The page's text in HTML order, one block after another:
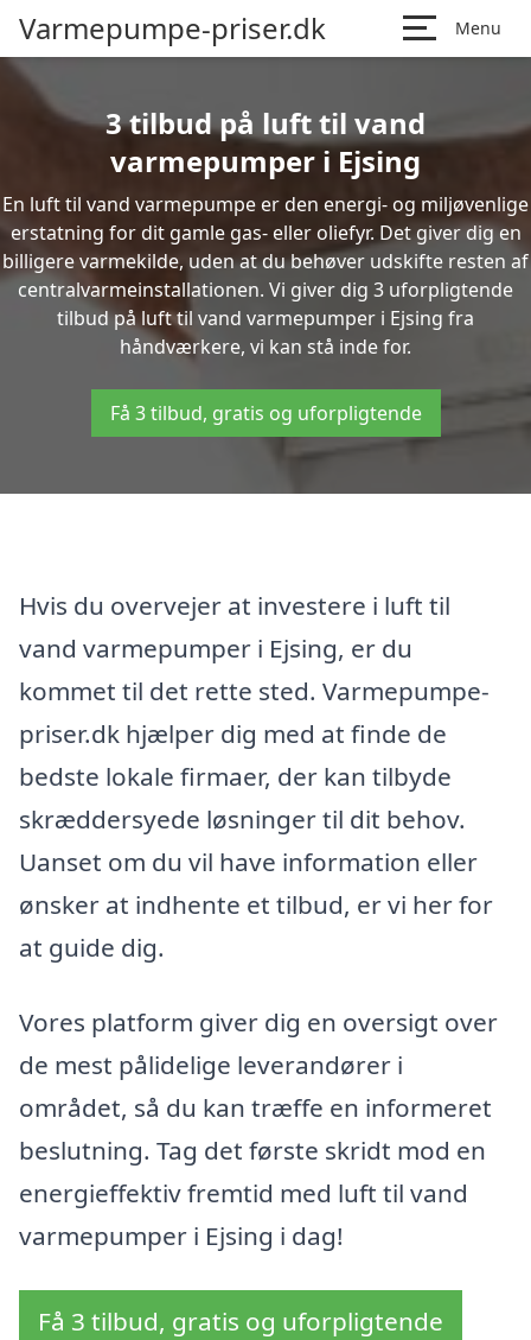
Varmepumpe-priser.dk Menu
3 tilbud på luft til vand
varmepumper i Ejsing
En luft til vand varmepumpe er den energi- og miljøvenlige
erstatning for dit gamle gas- eller oliefyr. Det giver dig en
billigere varmekilde, uden at du behøver udskifte resten af
centralvarmeinstallationen. Vi giver dig 3 uforpligtende
tilbud på luft til vand varmepumper i Ejsing fra
håndværkere, vi kan stå inde for.
Få 3 tilbud, gratis og uforpligtende
Hvis du overvejer at investere i luft til
vand varmepumper i Ejsing, er du
kommet til det rette sted. Varmepumpe-
priser.dk hjælper dig med at finde de
bedste lokale firmaer, der kan tilbyde
skræddersyede løsninger til dit behov.
Uanset om du vil have information eller
ønsker at indhente et tilbud, er vi her for
at guide dig.
Vores platform giver dig en oversigt over
de mest pålidelige leverandører i
området, så du kan træffe en informeret
beslutning. Tag det første skridt mod en
energieffektiv fremtid med luft til vand
varmepumper i Ejsing i dag!
Få 3 tilbud, gratis og uforpligtende